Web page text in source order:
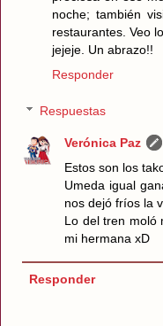
noche; también
restaurantes. Veo
jejeje. Un abrazo!!
Responder
Respuestas
Verónica Paz
Estos son los
Umeda igual
nos dejó fríos la
Lo del tren moló
mi hermana xD
Responder